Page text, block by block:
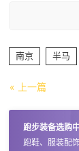
南京 半马
« 上一篇
跑步装备选购
跑鞋、服装配